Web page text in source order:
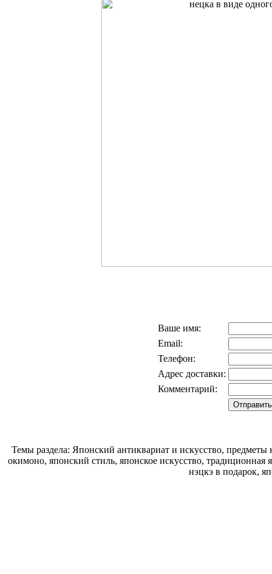
Ваше имя:
Email:
Телефон:
Адрес доставки:
Комментарий:
Темы раздела: Японский антиквариат и искусство,
окимоно, японский стиль, японское искусство,
нэцкэ в подарок,